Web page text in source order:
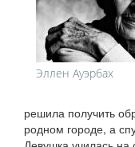
Эллен Ауэрбах
решила получить
родном городе, а